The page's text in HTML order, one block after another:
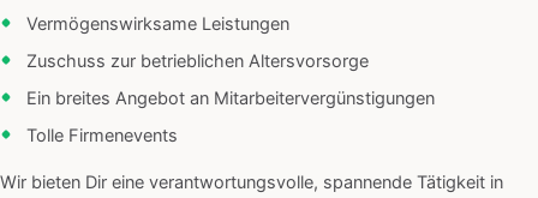
Vermögenswirksame Leistungen
Zuschuss zur betrieblichen Altersvorsorge
Ein breites Angebot an Mitarbeitervergünstigungen
Tolle Firmenevents
Wir bieten Dir eine verantwortungsvolle, spannende Tätigkeit in